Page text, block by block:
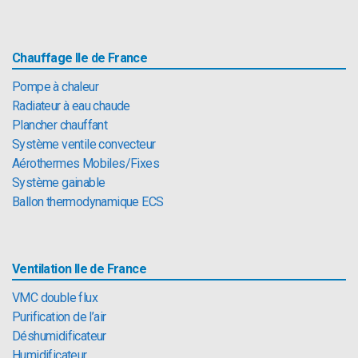
Chauffage Ile de France
Pompe à chaleur
Radiateur à eau chaude
Plancher chauffant
Système ventile convecteur
Aérothermes Mobiles/Fixes
Système gainable
Ballon thermodynamique ECS
Ventilation Ile de France
VMC double flux
Purification de l’air
Déshumidificateur